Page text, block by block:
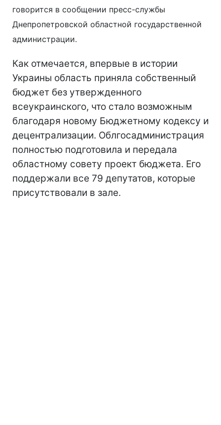
говорится в сообщении пресс-службы
Днепропетровской областной государственной
администрации.
Как отмечается, впервые в истории
Украины область приняла собственный
бюджет без утвержденного
всеукраинского, что стало возможным
благодаря новому Бюджетному кодексу и
децентрализации. Облгосадминистрация
полностью подготовила и передала
областному совету проект бюджета. Его
поддержали все 79 депутатов, которые
присутствовали в зале.